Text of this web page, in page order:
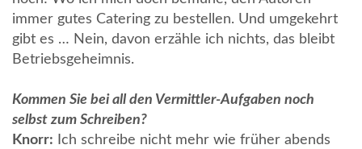
immer gutes Catering zu bestellen. Und umgekehrt
gibt es … Nein, davon erzähle ich nichts, das bleibt
Betriebsgeheimnis.
Kommen Sie bei all den Vermittler-Aufgaben noch
selbst zum Schreiben?
Knorr: Ich schreibe nicht mehr wie früher abends